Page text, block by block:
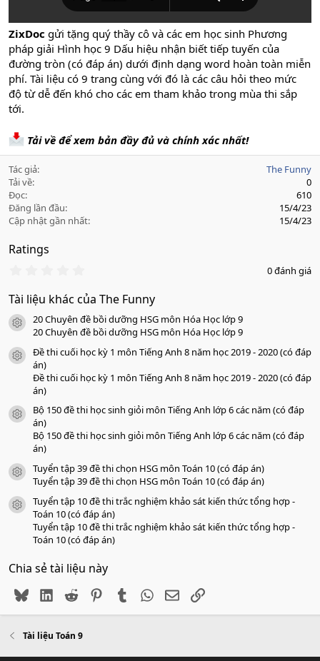
ZixDoc gửi tặng quý thầy cô và các em học sinh Phương
pháp giải Hình học 9 Dấu hiệu nhận biết tiếp tuyến của
đường tròn (có đáp án) dưới định dạng word hoàn toàn miễn
phí. Tài liệu có 9 trang cùng với đó là các câu hỏi theo mức
độ từ dễ đến khó cho các em tham khảo trong mùa thi sắp
tới.
Tải về để xem bản đầy đủ và chính xác nhất!
Tác giả
The Funny
Tải về
0
Đọc
610
Đăng lần đầu
15/4/23
Cập nhật gần nhất
15/4/23
Ratings
0
0
s
a
o
0 đánh giá
Tài liệu khác của The Funny
icon tài liệu
20 Chuyên đề bồi dưỡng HSG môn Hóa Học lớp 9
20 Chuyên đề bồi dưỡng HSG môn Hóa Học lớp 9
icon tài liệu
Đề thi cuối học kỳ 1 môn Tiếng Anh 8 năm học 2019 - 2020 (có đáp
án)
Đề thi cuối học kỳ 1 môn Tiếng Anh 8 năm học 2019 - 2020 (có đáp
án)
icon tài liệu
Bộ 150 đề thi học sinh giỏi môn Tiếng Anh lớp 6 các năm (có đáp
án)
Bộ 150 đề thi học sinh giỏi môn Tiếng Anh lớp 6 các năm (có đáp
án)
icon tài liệu
Tuyển tập 39 đề thi chọn HSG môn Toán 10 (có đáp án)
Tuyển tập 39 đề thi chọn HSG môn Toán 10 (có đáp án)
icon tài liệu
Tuyển tập 10 đề thi trắc nghiệm khảo sát kiến thức tổng hợp -
Toán 10 (có đáp án)
Tuyển tập 10 đề thi trắc nghiệm khảo sát kiến thức tổng hợp -
Toán 10 (có đáp án)
Chia sẻ tài liệu này
BlueskyLinkedIn
Reddit PinterestTumblr WhatsApp
EmailLink
Tài liệu Toán 9